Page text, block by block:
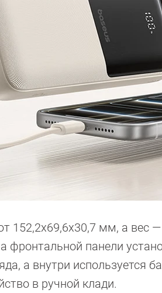
152,2х69,6х30,7 мм, а вес
фронтальной панели
а внутри используется
в ручной клади.